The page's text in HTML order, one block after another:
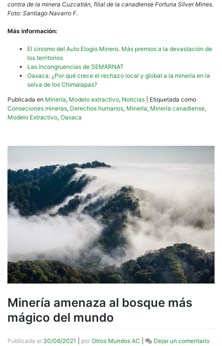
contra de la minera Cuzcatlán, filial de la canadiense Fortuna Silver Mines.
Foto: Santiago Navarro F.
Más información:
El cinismo del Auto Elogio Minero. Más premios a la devastación de
los territorios
Las incongruencias de SEMARNAT
Oaxaca: ¿Por qué crece el rechazo local y global a la minería en la
selva de los Chimalapas?
Publicada en Minería, Modelo extractivo, Noticias
Etiquetada como
Conseciones mineras, Derechos humanos, Minería, Minería canadiense,
Modelo Extractivo, Oaxaca
Minería amenaza al bosque más
mágico del mundo
Publicada el 30/06/2021 por Otros Mundos AC Dejar un comentarioen